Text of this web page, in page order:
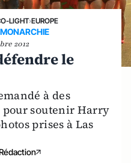
LIGHT›EUROPE
2012
le
à des
soutenir Harry
prises à Las